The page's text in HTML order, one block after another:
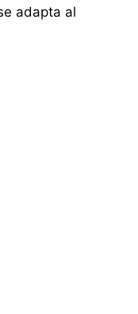
adapta al